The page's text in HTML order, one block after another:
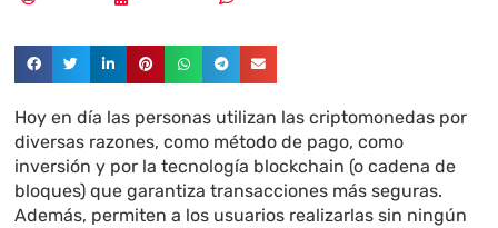
Hoy en día las personas utilizan las criptomonedas por
diversas razones, como método de pago, como
inversión y por la tecnología blockchain (o cadena de
bloques) que garantiza transacciones más seguras.
Además, permiten a los usuarios realizarlas sin ningún